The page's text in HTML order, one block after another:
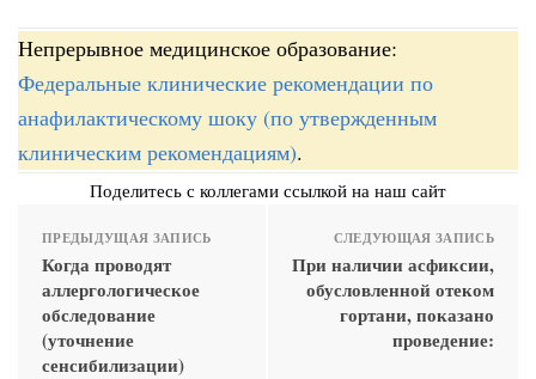
Непрерывное медицинское образование:
Федеральные клинические рекомендации по
анафилактическому шоку (по утвержденным
клиническим рекомендациям).
Поделитесь с коллегами ссылкой на наш сайт
ПРЕДЫДУЩАЯ ЗАПИСЬ
Когда проводят
аллергологическое
обследование
(уточнение
сенсибилизации)
СЛЕДУЮЩАЯ ЗАПИСЬ
При наличии асфиксии,
обусловленной отеком
гортани, показано
проведение: